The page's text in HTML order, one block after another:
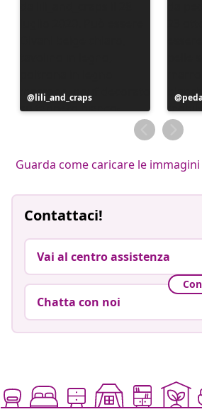
Post
pubblicato
lili_and_craps
Post
da
Guarda come caricare le immagini
Contattaci!
Vai al centro assistenza
Chatta con noi